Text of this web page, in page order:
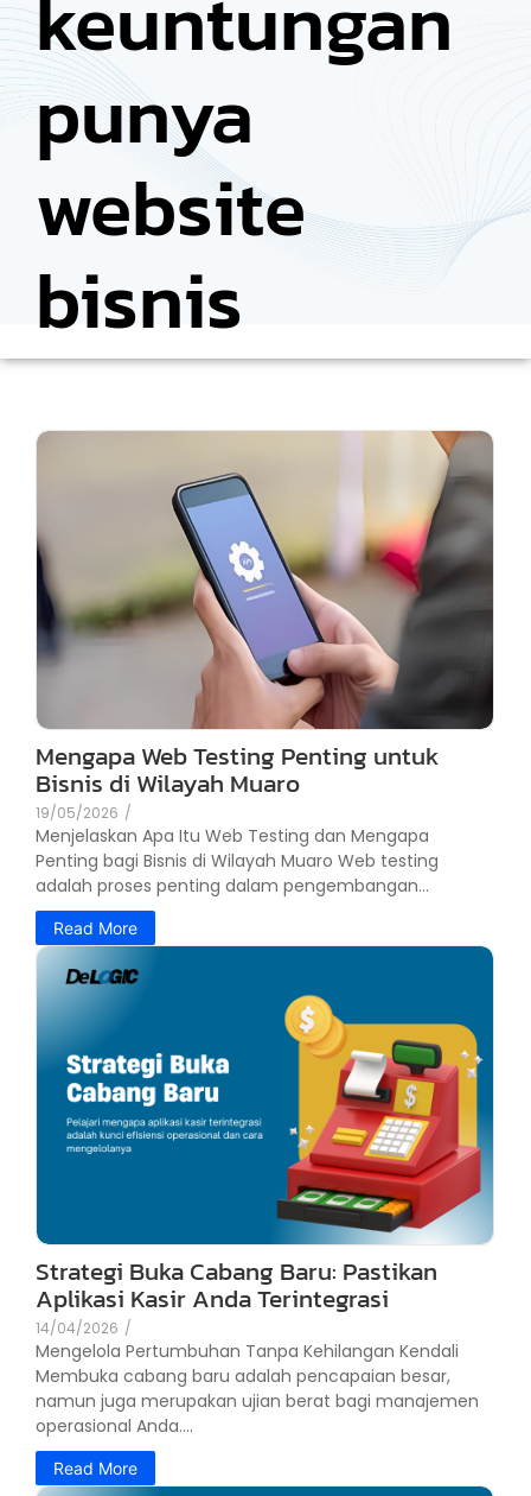
punya
website
bisnis
Mengapa Web Testing Penting untuk
Bisnis di Wilayah Muaro
19/05/2026 /
Menjelaskan Apa Itu Web Testing dan Mengapa
Penting bagi Bisnis di Wilayah Muaro Web testing
adalah proses penting dalam pengembangan...
Read More
Strategi Buka Cabang Baru: Pastikan
Aplikasi Kasir Anda Terintegrasi
14/04/2026 /
Mengelola Pertumbuhan Tanpa Kehilangan Kendali
Membuka cabang baru adalah pencapaian besar,
namun juga merupakan ujian berat bagi manajemen
operasional Anda....
Read More